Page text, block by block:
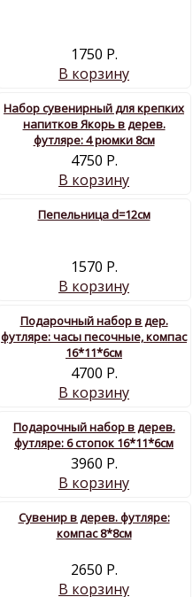
1750 Р.
В корзину
Набор сувенирный для крепких
напитков Якорь в дерев.
футляре: 4 рюмки 8см
4750 Р.
В корзину
Пепельница d=12см
1570 Р.
В корзину
Подарочный набор в дер.
футляре: часы песочные, компас
16*11*6см
4700 Р.
В корзину
Подарочный набор в дерев.
футляре: 6 стопок 16*11*6см
3960 Р.
В корзину
Сувенир в дерев. футляре:
компас 8*8см
2650 Р.
В корзину